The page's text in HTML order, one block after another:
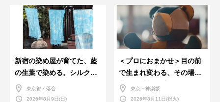
新宿の染め屋が育てた、藍
の生葉で染める。シルクの
ストール
東京都・落合
2026年8月9日(日)
＜プロにおまかせ＞目の前
で生まれ変わる、その場で
革のお手入れ受付会。
東京・神楽坂
2026年8月11日(祝火)